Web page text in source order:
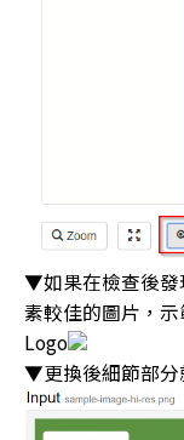
▼如果在檢查後發
素較佳的圖片，
Logo
▼更換後細節部分